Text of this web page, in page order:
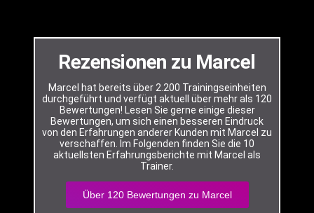
Rezensionen zu Marcel
Marcel hat bereits über 2.200 Trainingseinheiten
durchgeführt und verfügt aktuell über mehr als 120
Bewertungen! Lesen Sie gerne einige dieser
Bewertungen, um sich einen besseren Eindruck
von den Erfahrungen anderer Kunden mit Marcel zu
verschaffen. Im Folgenden finden Sie die 10
aktuellsten Erfahrungsberichte mit Marcel als
Trainer.
Über 120 Bewertungen zu Marcel